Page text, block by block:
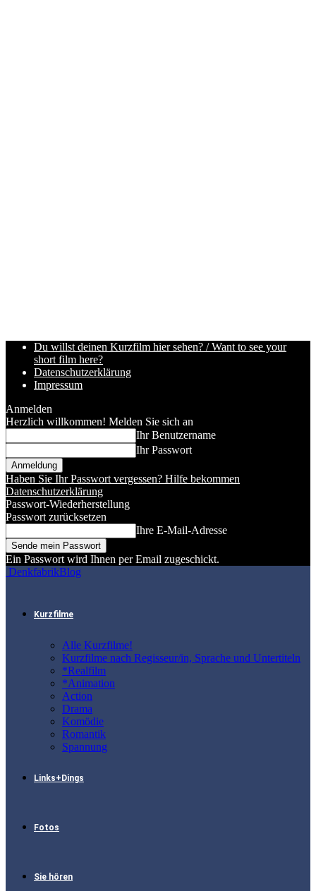
Du willst deinen Kurzfilm hier sehen? / Want to see your
short film here?
Datenschutzerklärung
Impressum
Anmelden
Herzlich willkommen! Melden Sie sich an
Ihr Benutzername
Ihr Passwort
Haben Sie Ihr Passwort vergessen? Hilfe bekommen
Datenschutzerklärung
Passwort-Wiederherstellung
Passwort zurücksetzen
Ihre E-Mail-Adresse
Ein Passwort wird Ihnen per Email zugeschickt.
DenkfabrikBlog
Kurzfilme
Alle Kurzfilme!
Kurzfilme nach Regisseur/in, Sprache und Untertiteln
*Realfilm
*Animation
Action
Drama
Komödie
Romantik
Spannung
Links+Dings
Fotos
Sie hören